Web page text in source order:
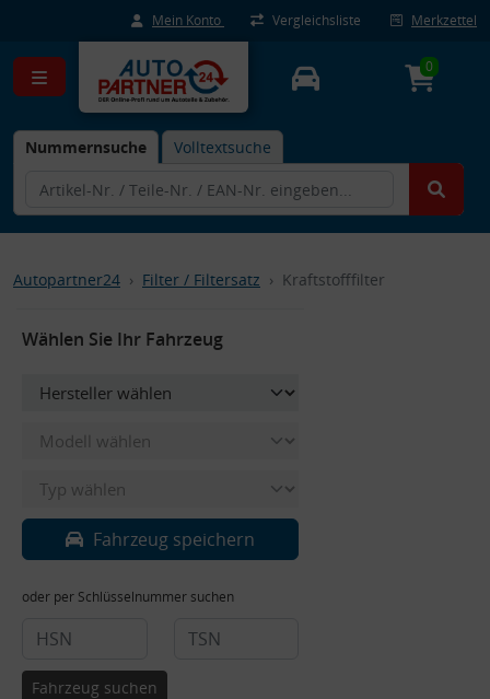
Mein Konto Vergleichsliste Merkzettel
Nummernsuche Volltextsuche
0
Autopartner24 Filter / Filtersatz Kraftstofffilter
Wählen Sie Ihr Fahrzeug
Fahrzeug speichern
oder per Schlüsselnummer suchen
Fahrzeug suchen